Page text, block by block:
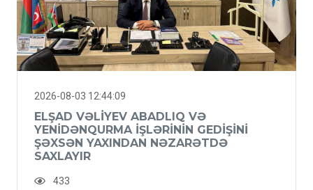
2026-08-03 12:44:09
ELŞAD VƏLIYEV ABADLIQ VƏ
YENIDƏNQURMA IŞLƏRININ GEDIŞINI
ŞƏXSƏN YAXINDAN NƏZARƏTDƏ
SAXLAYIR
433